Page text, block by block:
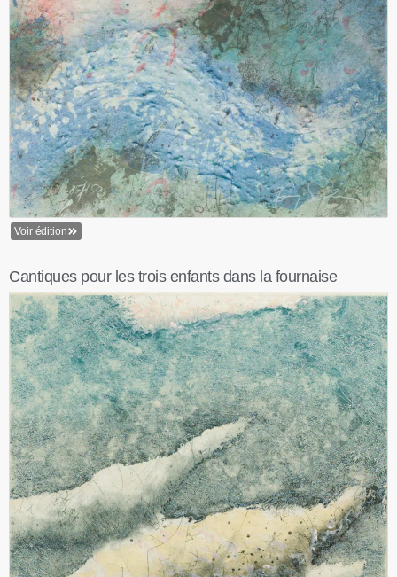
Voir édition
Cantiques pour les trois enfants dans la fournaise